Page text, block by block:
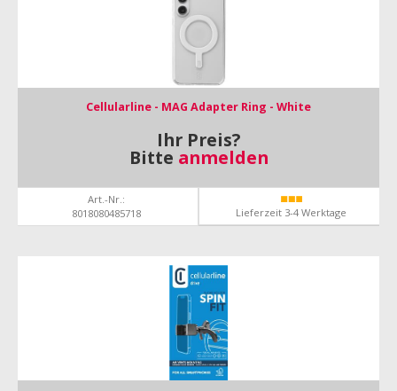
Cellularline - MAG Adapter Ring - White
Ihr Preis?
Bitte anmelden
Art.-Nr.:
8018080485718
Lieferzeit 3-4 Werktage